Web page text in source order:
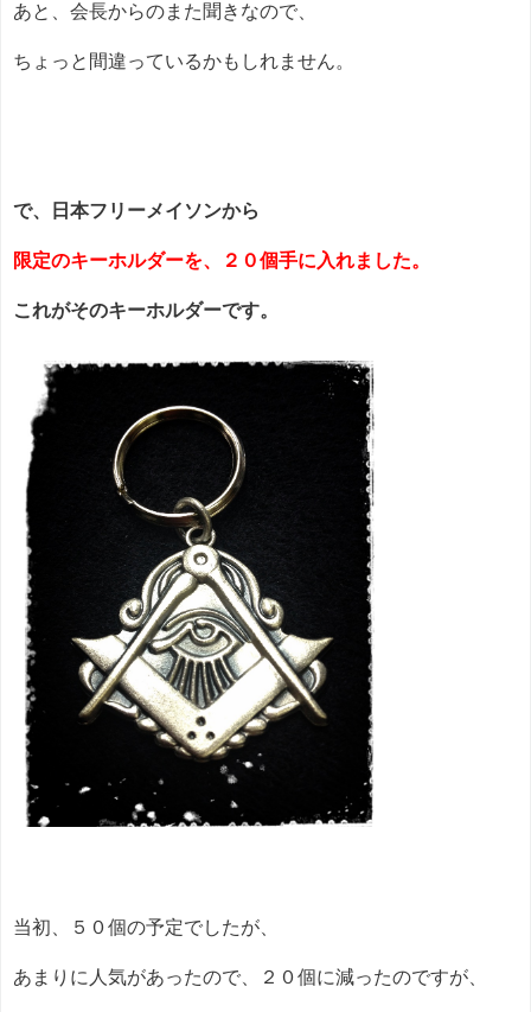
あと、会長からのまた聞きなので、
ちょっと間違っているかもしれません。
で、日本フリーメイソンから
限定のキーホルダーを、２０個手に入れました。
これがそのキーホルダーです。
当初、５０個の予定でしたが、
あまりに人気があったので、２０個に減ったのですが、